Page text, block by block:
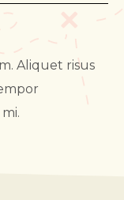
Aliquet risus